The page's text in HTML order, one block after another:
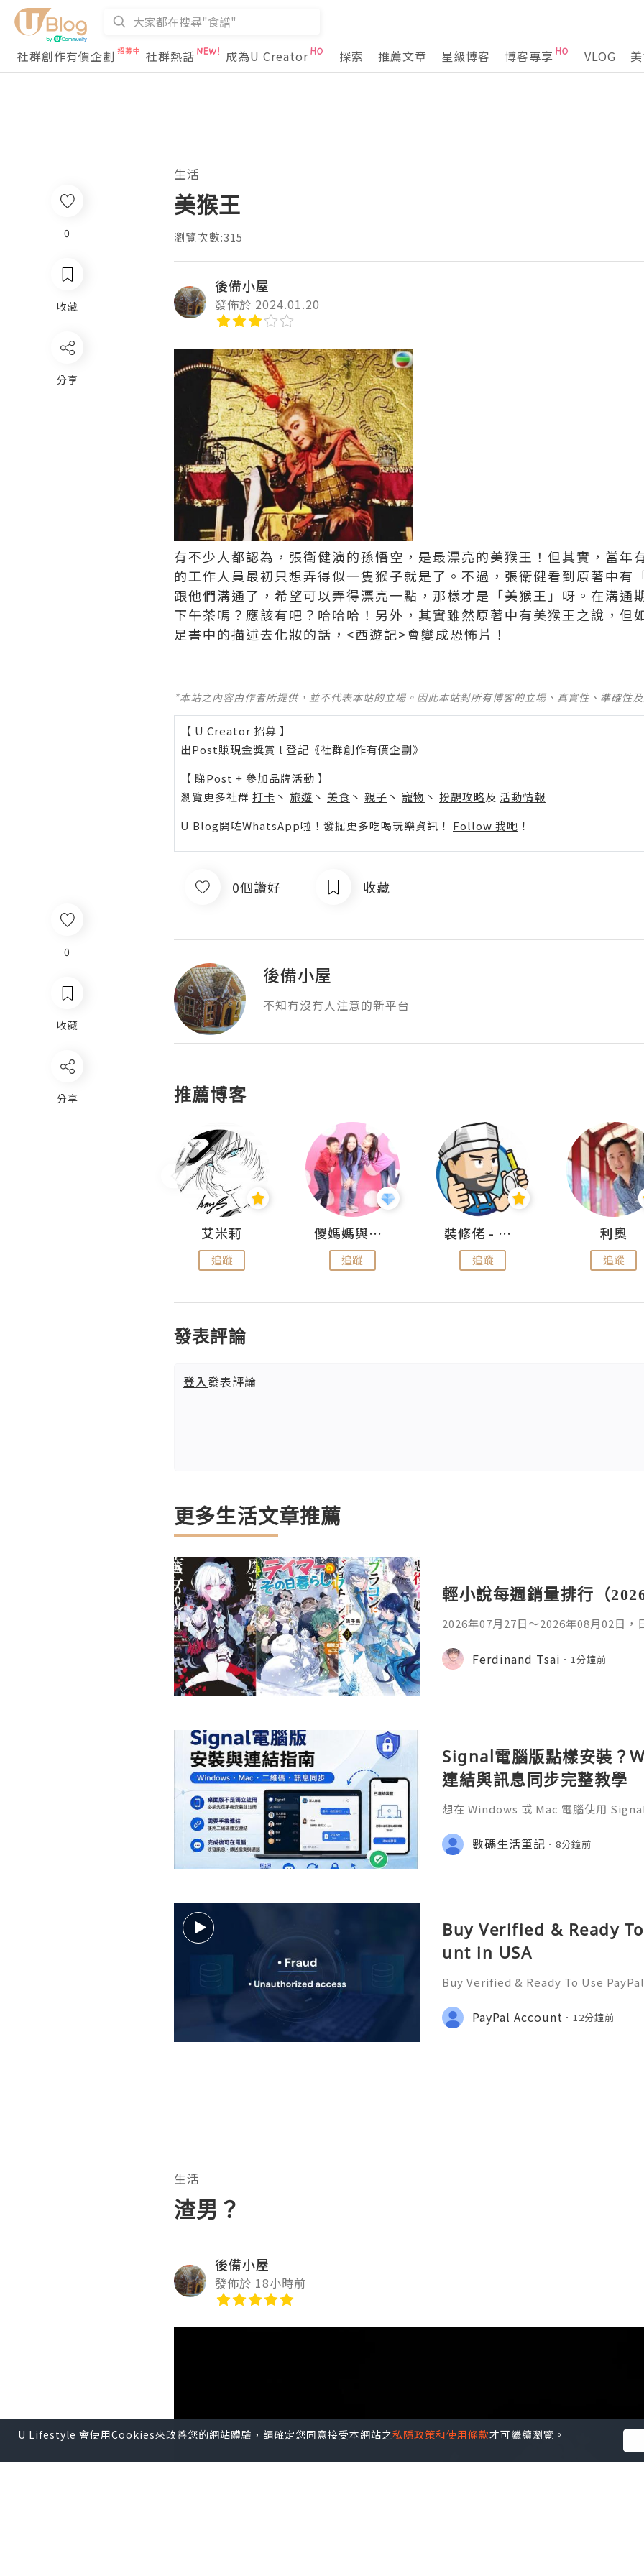
社群創作有價企劃
社群熱話 成為U Creator 探索 推薦文章 星級博客 博客專享 VLOG
0
收藏
分享
生活
美猴王
瀏覽次數:315
後備小屋
發佈於 2024.01.20
有不少人都認為，張衛健演的孫悟空，是最漂亮的美猴王！但其實，當年
的工作人員最初只想弄得似一隻猴子就是了。不過，張衛健看到原著中有
跟他們溝通了，希望可以弄得漂亮一點，那樣才是「美猴王」呀。在溝通
下午茶嗎？應該有吧？哈哈哈！另外，其實雖然原著中有美猴王之說，但
足書中的描述去化妝的話，<西遊記>會變成恐怖片！
*本站之內容由作者所提供，並不代表本站的立場。因此本站對所有博客的立場、真實性、準確性
【 U Creator 招募 】
出Post賺現金獎賞 l 登記《社群創作有價企劃》
【 睇Post + 參加品牌活動 】
瀏覽更多社群 打卡 丶 旅遊 丶 美食 丶 親子 丶 寵物 丶 扮靚攻略及 活動情報
U Blog開咗WhatsApp啦！發掘更多吃喝玩樂資訊！ Follow 我哋 ！
0個讚好 收藏
後備小屋
不知有沒有人注意的新平台
推薦博客
艾米莉
追蹤
儍媽媽與兩隻小魔怪之家
追蹤
裝修佬 - 香港一站式網上裝修平台
追蹤
利奧
追蹤
發表評論
登入發表評論
更多生活文章推薦
輕小說每週銷量排行（
2026年07月27日〜2026年08月02日，
首・文字插畫：すがわらおむ
年08月銷售數：10,281部2. 落後的馴
Ferdinand Tsai 1分鐘前
Signal電腦版點樣安裝？
連結與訊息同步完整教學
想在 Windows 或 Mac 電腦使用
版設成已連結裝置。
數碼生活筆記 8分鐘前
Buy Verified & Ready
unt in USA
Buy Verified & Ready To Use
com 💎 WhatsApp: +1(772)563-
it 🎮 discord: usamarketit ✅ Trust
PayPal Account 12分鐘前
0
收藏
分享
生活
渣男？
後備小屋
發佈於 18小時前
U Lifestyle 會使用Cookies來改善您的網站體驗，請確定您同意接受本網站之私隱政策和使用條款才可繼續瀏覽。